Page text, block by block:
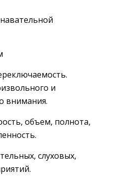
и
внимания.
объем, полнота,
слуховых,